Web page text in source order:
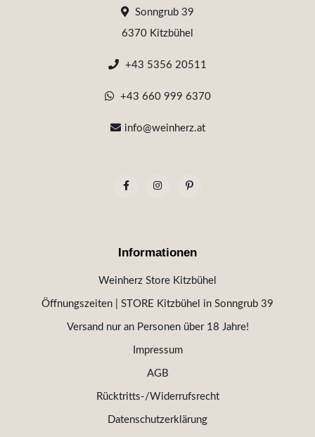
Sonngrub 39
6370 Kitzbühel
+43 5356 20511
+43 660 999 6370
info@weinherz.at
Informationen
Weinherz Store Kitzbühel
Öffnungszeiten | STORE Kitzbühel in Sonngrub 39
Versand nur an Personen über 18 Jahre!
Impressum
AGB
Rücktritts-/Widerrufsrecht
Datenschutzerklärung